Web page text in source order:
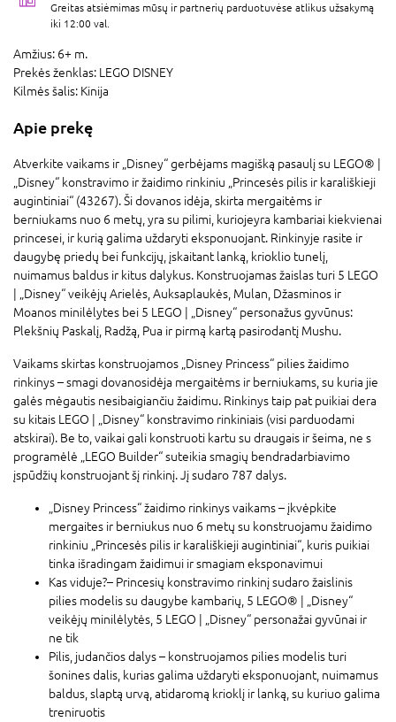
Greitas atsiėmimas mūsų ir partnerių parduotuvėse atlikus užsakymą
iki 12:00 val.
Amžius: 6+ m.
Prekės ženklas: LEGO DISNEY
Kilmės šalis: Kinija
Apie prekę
Atverkite vaikams ir „Disney“ gerbėjams magišką pasaulį su LEGO® ǀ
„Disney“ konstravimo ir žaidimo rinkiniu „Princesės pilis ir karališkieji
augintiniai“ (43267). Ši dovanos idėja, skirta mergaitėms ir
berniukams nuo 6 metų, yra su pilimi, kuriojeyra kambariai kiekvienai
princesei, ir kurią galima uždaryti eksponuojant. Rinkinyje rasite ir
daugybę priedų bei funkcijų, įskaitant lanką, krioklio tunelį,
nuimamus baldus ir kitus dalykus. Konstruojamas žaislas turi 5 LEGO
ǀ „Disney“ veikėjų Arielės, Auksaplaukės, Mulan, Džasminos ir
Moanos minilėlytes bei 5 LEGO ǀ „Disney“ personažus gyvūnus:
Plekšnių Paskalį, Radžą, Pua ir pirmą kartą pasirodantį Mushu.
Vaikams skirtas konstruojamos „Disney Princess“ pilies žaidimo
rinkinys – smagi dovanosidėja mergaitėms ir berniukams, su kuria jie
galės mėgautis nesibaigiančiu žaidimu. Rinkinys taip pat puikiai dera
su kitais LEGO ǀ „Disney“ konstravimo rinkiniais (visi parduodami
atskirai). Be to, vaikai gali konstruoti kartu su draugais ir šeima, ne s
programėlė „LEGO Builder“ suteikia smagių bendradarbiavimo
įspūdžių konstruojant šį rinkinį. Jį sudaro 787 dalys.
„Disney Princess“ žaidimo rinkinys vaikams – įkvėpkite
mergaites ir berniukus nuo 6 metų su konstruojamu žaidimo
rinkiniu „Princesės pilis ir karališkieji augintiniai“, kuris puikiai
tinka išradingam žaidimui ir smagiam eksponavimui
Kas viduje?– Princesių konstravimo rinkinį sudaro žaislinis
pilies modelis su daugybe kambarių, 5 LEGO® ǀ „Disney“
veikėjų minilėlytės, 5 LEGO ǀ „Disney“ personažai gyvūnai ir
ne tik
Pilis, judančios dalys – konstruojamos pilies modelis turi
šonines dalis, kurias galima uždaryti eksponuojant, nuimamus
baldus, slaptą urvą, atidaromą krioklį ir lanką, su kuriuo galima
treniruotis